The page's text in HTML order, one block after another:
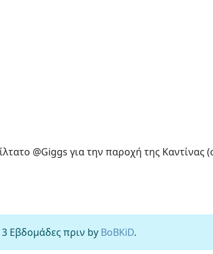
@Giggs για την παροχή της Καντίνας
Εβδομάδες πριν by BoBKiD.